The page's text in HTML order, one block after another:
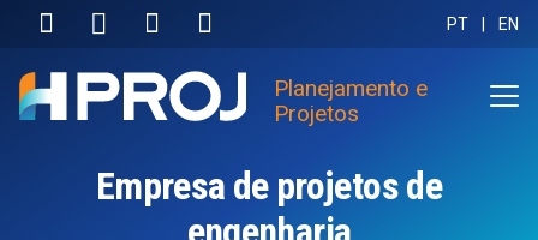
PT | EN
Planejamento e
Projetos
Empresa de projetos de